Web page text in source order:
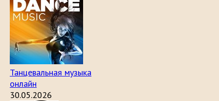
Танцевальная музыка
онлайн
30.05.2026